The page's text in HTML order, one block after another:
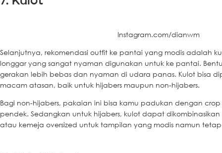
Instagram.com/dianwm
Selanjutnya, rekomendasi outfit ke pantai yang modis adalah
longgar yang sangat nyaman digunakan untuk ke pantai.
gerakan lebih bebas dan nyaman di udara panas. Kulot bisa
macam atasan, baik untuk hijabers maupun non-hijabers.
Bagi non-hijabers, pakaian ini bisa kamu padukan dengan
pendek. Sedangkan untuk hijabers, kulot dapat
atau kemeja oversized untuk tampilan yang modis namun